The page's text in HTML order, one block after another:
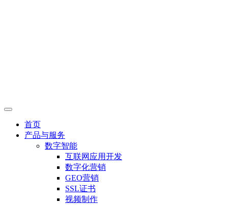
首页
产品与服务
数字智能
互联网应用开发
数字化营销
GEO营销
SSL证书
视频制作